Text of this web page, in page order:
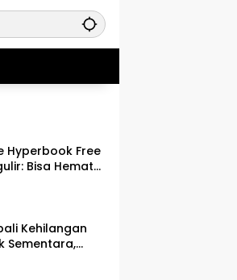
Hyperbook Free
Bisa Hemat
Kehilangan
Sementara,
Hiatus